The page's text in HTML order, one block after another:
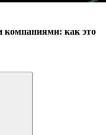
компаниями: как это